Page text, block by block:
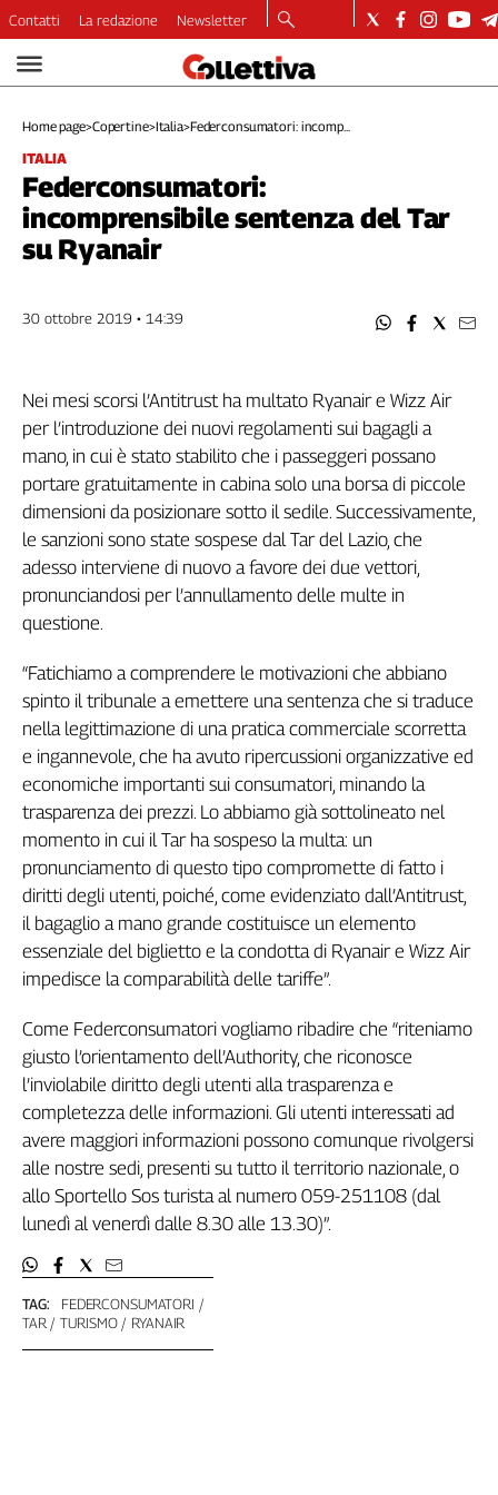
Video
Dirette
Longform
Copertine
Economia
Lavoro
Diritti
Internazionale
Culture
Categorie
Filcams
Filctem
Fillea
Filt
Fiom
Flai
Flc
Caaf
Speciali
G8
Genova,
sangue
della
ragione
120
anni
Cgil
Collettiva
Play
Rubriche
Contatti La redazione Newsletter
Home page>Copertine>Italia>Federconsumatori: incomp...
ITALIA
Federconsumatori:
incomprensibile sentenza del Tar
su Ryanair
30 ottobre 2019 • 14:39
TAG:
FEDERCONSUMATORI
TAR
TURISMO RYANAIR
Nei mesi scorsi l’Antitrust ha multato Ryanair e Wizz Air
per l’introduzione dei nuovi regolamenti sui bagagli a
mano, in cui è stato stabilito che i passeggeri possano
portare gratuitamente in cabina solo una borsa di piccole
dimensioni da posizionare sotto il sedile. Successivamente,
le sanzioni sono state sospese dal Tar del Lazio, che
adesso interviene di nuovo a favore dei due vettori,
pronunciandosi per l’annullamento delle multe in
questione.
“Fatichiamo a comprendere le motivazioni che abbiano
spinto il tribunale a emettere una sentenza che si traduce
nella legittimazione di una pratica commerciale scorretta
e ingannevole, che ha avuto ripercussioni organizzative ed
economiche importanti sui consumatori, minando la
trasparenza dei prezzi. Lo abbiamo già sottolineato nel
momento in cui il Tar ha sospeso la multa: un
pronunciamento di questo tipo compromette di fatto i
diritti degli utenti, poiché, come evidenziato dall’Antitrust,
il bagaglio a mano grande costituisce un elemento
essenziale del biglietto e la condotta di Ryanair e Wizz Air
impedisce la comparabilità delle tariffe”.
Come Federconsumatori vogliamo ribadire che “riteniamo
giusto l’orientamento dell’Authority, che riconosce
l’inviolabile diritto degli utenti alla trasparenza e
completezza delle informazioni. Gli utenti interessati ad
avere maggiori informazioni possono comunque rivolgersi
alle nostre sedi, presenti su tutto il territorio nazionale, o
allo Sportello Sos turista al numero 059-251108 (dal
lunedì al venerdì dalle 8.30 alle 13.30)”.